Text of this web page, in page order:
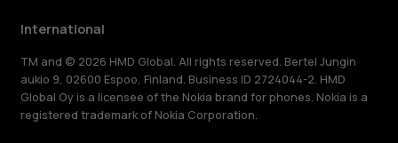
International
TM and © 2026 HMD Global. All rights reserved. Bertel Jungin
aukio 9, 02600 Espoo, Finland. Business ID 2724044-2. HMD
Global Oy is a licensee of the Nokia brand for phones. Nokia is a
registered trademark of Nokia Corporation.